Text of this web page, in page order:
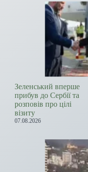
Зеленський вперше
прибув до Сербії та
розповів про цілі
візиту
07.08.2026